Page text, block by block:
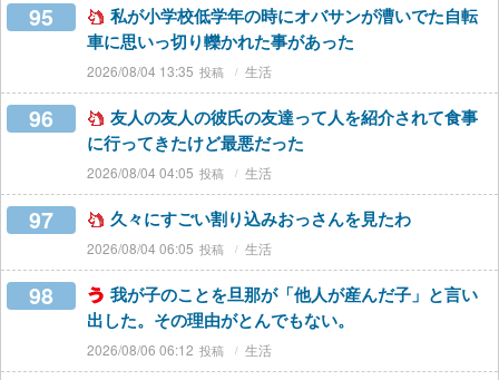
95
私が小学校低学年の時にオバサンが漕いでた自転
車に思いっ切り轢かれた事があった
2026/08/04 13:35 生活
96
友人の友人の彼氏の友達って人を紹介されて食事
に行ってきたけど最悪だった
2026/08/04 04:05 生活
97 久々にすごい割り込みおっさんを見たわ
2026/08/04 06:05 生活
98
我が子のことを旦那が「他人が産んだ子」と言い
出した。その理由がとんでもない。
2026/08/06 06:12 生活